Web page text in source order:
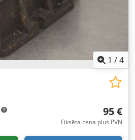
1 /4
95 €
Fiksēta cena plus PVN